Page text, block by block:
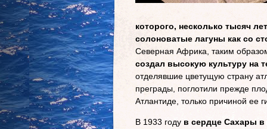
которого, несколько тысяч
солоноватые лагуны как со
Северная Африка, таким
создал высокую культуру на
отделявшие цветущую страну
преграды, поглотили прежде
Атлантиде, только причиной ее
В 1933 году в сердце Сахары в